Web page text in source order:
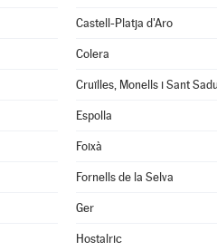
Castell-Platja d'Aro
Colera
Espolla
Foixà
Fornells de la Selva
Ger
Hostalric